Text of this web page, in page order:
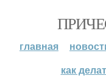
главная
как